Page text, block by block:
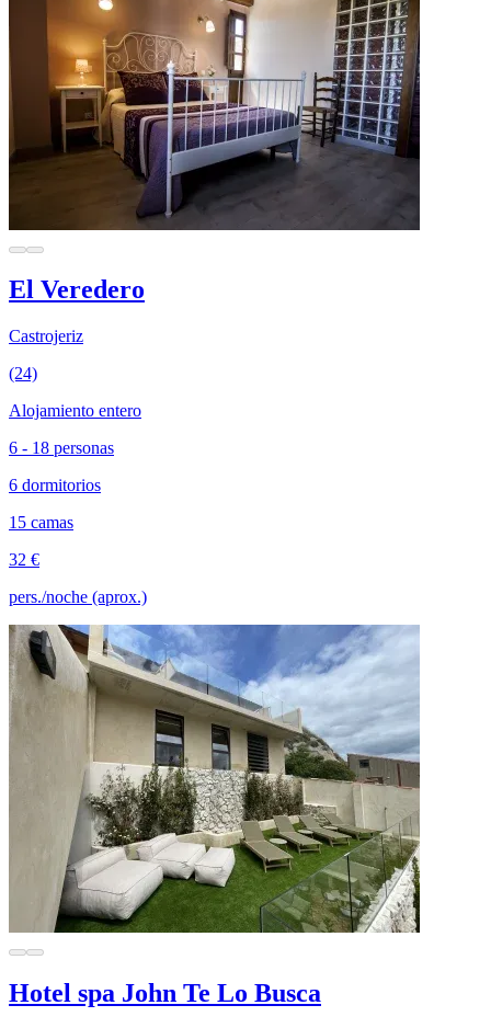
El Veredero
Castrojeriz
(24)
Alojamiento entero
6 - 18 personas
6 dormitorios
15 camas
32 €
pers./noche (aprox.)
Hotel spa John Te Lo Busca